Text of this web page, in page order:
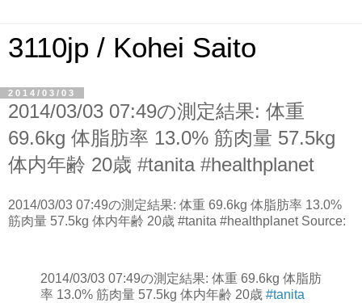
3110jp / Kohei Saito
2014/03/03
2014/03/03 07:49の測定結果: 体重
69.6kg 体脂肪率 13.0% 筋肉量 57.5kg
体内年齢 20歳 #tanita #healthplanet
2014/03/03 07:49の測定結果: 体重 69.6kg 体脂肪率 13.0%
筋肉量 57.5kg 体内年齢 20歳 #tanita #healthplanet Source:
2014/03/03 07:49の測定結果: 体重 69.6kg 体脂肪
率 13.0% 筋肉量 57.5kg 体内年齢 20歳 #tanita